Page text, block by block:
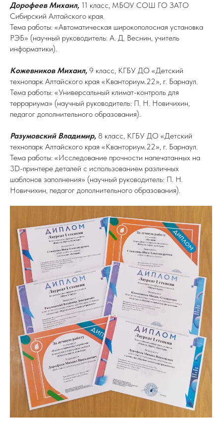
Дорофеев Михаил, 11 класс, МБОУ СОШ ГО ЗАТО
Сибирский Алтайского края.
Тема работы: «Автоматическая широкополосная установка
РЭБ» (научный руководитель: А. Д. Веснин, учитель
информатики).
Кожевников Михаил, 9 класс, КГБУ ДО «Детский
технопарк Алтайского края «Кванториум.22», г. Барнаул.
Тема работы: «Универсальный климат-контроль для
террариума» (научный руководитель: П. Н. Новичихин,
педагог дополнительного образования).
Разумовский Владимир, 8 класс, КГБУ ДО «Детский
технопарк Алтайского края «Кванториум.22», г. Барнаул.
Тема работы: «Исследование прочности напечатанных на
3D-принтере деталей с использованием различных
шаблонов заполнения» (научный руководитель: П. Н.
Новичихин, педагог дополнительного образования).